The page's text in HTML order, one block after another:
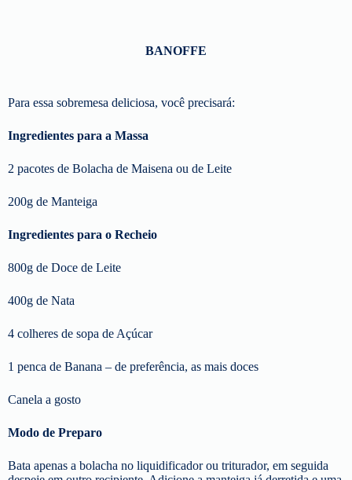
BANOFFE
Para essa sobremesa deliciosa, você precisará:
Ingredientes para a Massa
2 pacotes de Bolacha de Maisena ou de Leite
200g de Manteiga
Ingredientes para o Recheio
800g de Doce de Leite
400g de Nata
4 colheres de sopa de Açúcar
1 penca de Banana – de preferência, as mais doces
Canela a gosto
Modo de Preparo
Bata apenas a bolacha no liquidificador ou triturador, em seguida